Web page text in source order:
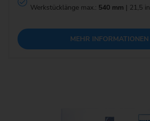
Werkstücklänge max.: 540 mm | 21,5 in
MEHR INFORMATIONEN